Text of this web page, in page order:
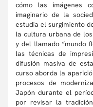
cómo las imágenes
imaginario de la
estudia el surgimiento
la cultura urbana de
y del llamado “mundo
las técnicas de
difusión masiva de
curso aborda la
procesos de
Japón durante el
por revisar la